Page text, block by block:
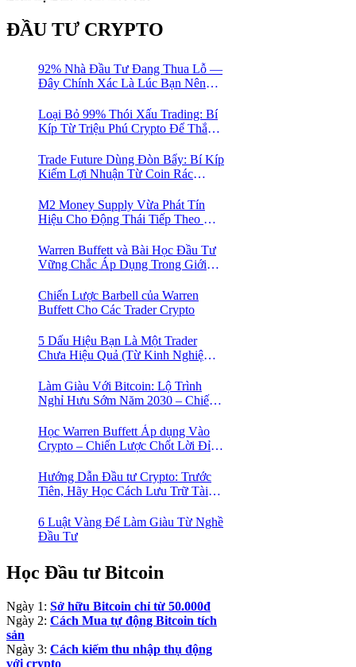
ĐẦU TƯ CRYPTO
92% Nhà Đầu Tư Đang Thua Lỗ —
Đây Chính Xác Là Lúc Bạn Nên
Loại Bỏ 99% Thói Xấu Trading: Bí
Kíp Từ Triệu Phú Crypto Để Thắng
Trade Future Dùng Đòn Bẩy: Bí Kíp
Kiếm Lợi Nhuận Từ Coin Rác
Bán Khống
M2 Money Supply Vừa Phát Tín
Hiệu Cho Động Thái Tiếp Theo Của
Trader Đang Bỏ Lỡ! 🚀
Warren Buffett và Bài Học Đầu Tư
Vững Chắc Áp Dụng Trong Giới
Chiến Lược Barbell của Warren
Buffett Cho Các Trader Crypto
5 Dấu Hiệu Bạn Là Một Trader
Chưa Hiệu Quả (Từ Kinh Nghiệm
Làm Giàu Với Bitcoin: Lộ Trình
Nghỉ Hưu Sớm Năm 2030 – Chiến
Học Warren Buffett Áp dụng Vào
Crypto – Chiến Lược Chốt Lời Đỉnh
Hướng Dẫn Đầu tư Crypto: Trước
Tiên, Hãy Học Cách Lưu Trữ Tài
6 Luật Vàng Để Làm Giàu Từ Nghề
Đầu Tư
Học Đầu tư Bitcoin
Ngày 1: Sở hữu Bitcoin chỉ từ 50.000đ
Ngày 2: Cách Mua tự động Bitcoin tích
sản
Ngày 3: Cách kiếm thu nhập thụ động
với crypto